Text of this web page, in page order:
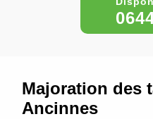
Majoration des
Ancinnes